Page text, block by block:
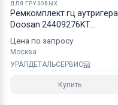
ДЛЯ ГРУЗОВЫХ
Ремкомплект гц аутригера
Doosan 24409276KT
Цена по запросу
Москва
УРАЛДЕТАЛЬСЕРВИС
Купить